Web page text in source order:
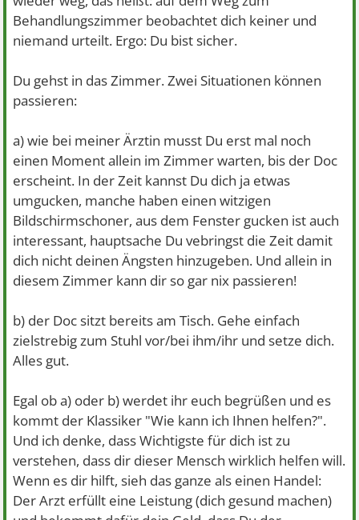
Behandlungszimmer beobachtet dich keiner und
niemand urteilt. Ergo: Du bist sicher.
Du gehst in das Zimmer. Zwei Situationen können
passieren:
a) wie bei meiner Ärztin musst Du erst mal noch
einen Moment allein im Zimmer warten, bis der Doc
erscheint. In der Zeit kannst Du dich ja etwas
umgucken, manche haben einen witzigen
Bildschirmschoner, aus dem Fenster gucken ist auch
interessant, hauptsache Du vebringst die Zeit damit
dich nicht deinen Ängsten hinzugeben. Und allein in
diesem Zimmer kann dir so gar nix passieren!
b) der Doc sitzt bereits am Tisch. Gehe einfach
zielstrebig zum Stuhl vor/bei ihm/ihr und setze dich.
Alles gut.
Egal ob a) oder b) werdet ihr euch begrüßen und es
kommt der Klassiker "Wie kann ich Ihnen helfen?".
Und ich denke, dass Wichtigste für dich ist zu
verstehen, dass dir dieser Mensch wirklich helfen will.
Wenn es dir hilft, sieh das ganze als einen Handel:
Der Arzt erfüllt eine Leistung (dich gesund machen)